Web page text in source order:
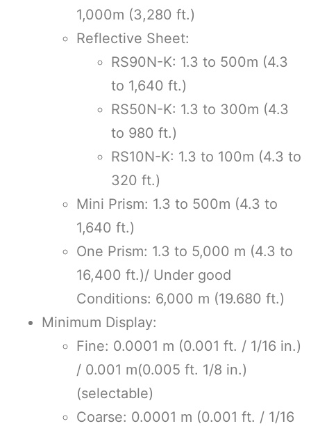
1,000m (3,280 ft.)
Reflective Sheet:
RS90N-K: 1.3 to 500m (4.3
to 1,640 ft.)
RS50N-K: 1.3 to 300m (4.3
to 980 ft.)
RS10N-K: 1.3 to 100m (4.3 to
320 ft.)
Mini Prism: 1.3 to 500m (4.3 to
1,640 ft.)
One Prism: 1.3 to 5,000 m (4.3 to
16,400 ft.)/ Under good
Conditions: 6,000 m (19.680 ft.)
Minimum Display:
Fine: 0.0001 m (0.001 ft. / 1/16 in.)
/ 0.001 m(0.005 ft. 1/8 in.)
(selectable)
Coarse: 0.0001 m (0.001 ft. / 1/16